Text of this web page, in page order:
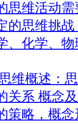
思维活动
的思维挑
、化学、
维概述：
关系 概念
策略，概